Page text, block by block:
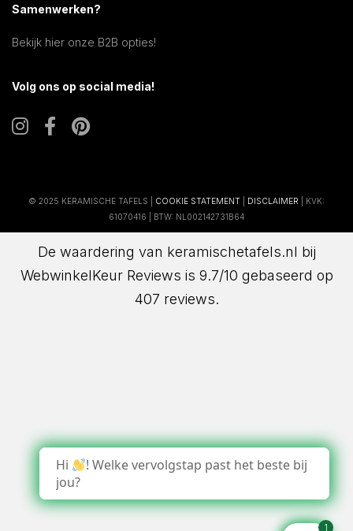
Samenwerken?
Bekijk hier onze B2B opties!
Volg ons op social media!
© 2025 KERAMISCHE TAFELS | COOKIE STATEMENT DISCLAIMER | KVK:
61070416 | BTW: NL002142731B64
De waardering van keramischetafels.nl bij
WebwinkelKeur Reviews is 9.7/10 gebaseerd op
407 reviews.
Hi
! Welke vervolgstap past het beste bij
jou?
1